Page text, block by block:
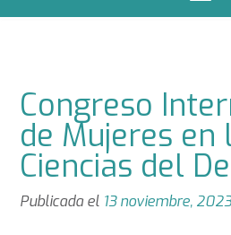
Congreso
de Mujeres en
Ciencias del
Publicada el 13 noviembre, 2023